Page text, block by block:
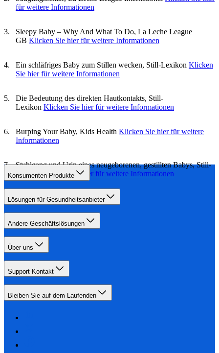
für weitere Informationen
Sleepy Baby – Why And What To Do, La Leche League
GB Klicken Sie hier für weitere Informationen
Ein schläfriges Baby zum Stillen wecken, Still-Lexikon Klicken
Sie hier für weitere Informationen
Die Bedeutung des direkten Hautkontakts, Still-
Lexikon Klicken Sie hier für weitere Informationen
Burping Your Baby, Kids Health Klicken Sie hier für weitere
Informationen
Stuhlgang und Urin eines neugeborenen, gestillten Babys, Still-
Lexikon Klicken Sie hier für weitere Informationen
Konsumenten Produkte
Lösungen für Gesundheitsanbieter
Andere Geschäftslösungen
Über uns
Support-Kontakt
Bleiben Sie auf dem Laufenden